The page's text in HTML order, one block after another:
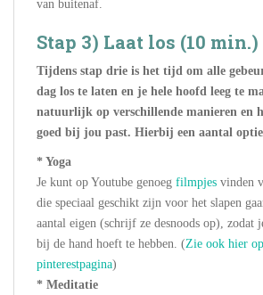
van buitenaf.
Stap 3) Laat los (10 min.)
Tijdens stap drie is het tijd om alle
dag los te laten en je hele hoofd leeg te
natuurlijk op verschillende manieren en
goed bij jou past. Hierbij een aantal
* Yoga
Je kunt op Youtube genoeg filmpjes vinden
die speciaal geschikt zijn voor het slapen
aantal eigen (schrijf ze desnoods op), zodat
bij de hand hoeft te hebben. (Zie ook hier
pinterestpagina)
* Meditatie